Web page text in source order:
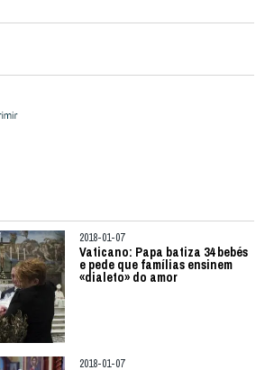
2018-01-07
Vaticano: Papa batiza 34 bebés
e pede que famílias ensinem
«dialeto» do amor
2018-01-07